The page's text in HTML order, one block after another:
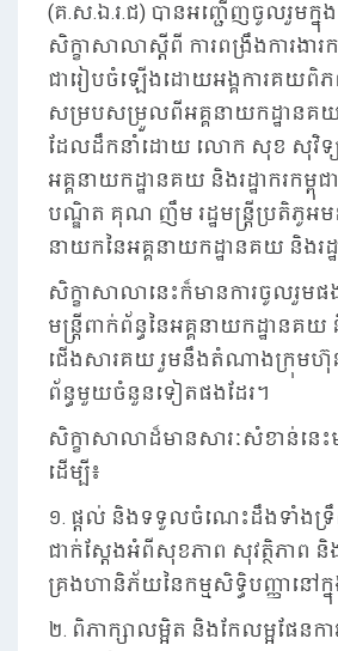
(គ.ស.ឯ.រ.ជ) បានអញ្ជើញចូលរួមក្នុ
សិក្ខាសាលាស្តីពី ការពង្រឹងការងារ
ជារៀបចំឡើងដោយអង្គការគយពិ
សម្របសម្រួលពីអគ្គនាយកដ្ឋានគយ និ
ដែលដឹកនាំដោយ លោក សុខ សុវិទ្យា
អគ្គនាយកដ្ឋានគយ និងរដ្ឋាករកម្
បណ្ឌិត គុណ ញឹម រដ្ឋមន្ត្រីប្រតិភូអមន
នាយកនៃអគ្គនាយកដ្ឋានគយ និងរដ្ឋ
សិក្ខាសាលានេះក៏មានការចូលរួម
មន្ត្រីពាក់ព័ន្ធនៃអគ្គនាយកដ្ឋានគយ
ជើងសារគយ រួមនឹងតំណាងក្រុមហ៊ុ
ព័ន្ធមួយចំនួនទៀតផងដែរ។
សិក្ខាសាលាដ៏មានសារៈសំខាន់ន
ដើម្បី៖
១. ផ្តល់ និងទទួលចំណេះដឹងទាំងទ្រឹស្
ជាក់ស្តែងអំពីសុខភាព សុវត្ថិភាព និ
គ្រងហានិភ័យនៃកម្មសិទ្ធិបញ្ញានៅក្
២. ពិភាក្សាលម្អិត និងកែលម្អផែនក